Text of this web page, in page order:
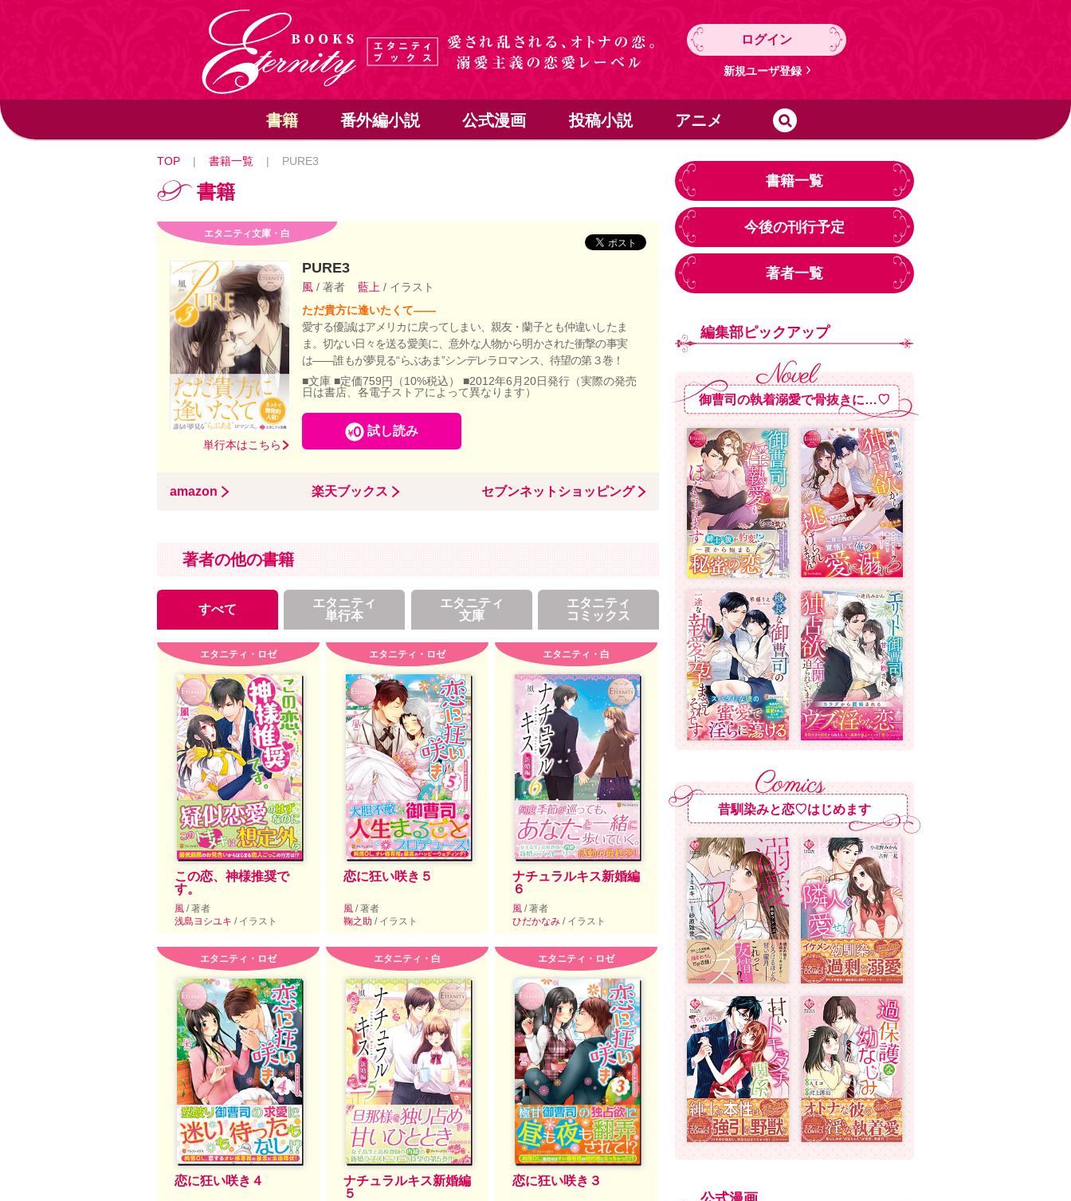
ログイン
新規ユーザ登録
書籍 番外編小説 公式漫画 投稿小説 アニメ
TOP | 書籍一覧 | PURE3
書籍
エタニティ文庫・白
単行本はこちら
PURE3
風 / 著者 藍上 / イラスト
ただ貴方に逢いたくて――
愛する優誠はアメリカに戻ってしまい、親友・蘭子とも仲違いしたま
ま。切ない日々を送る愛美に、意外な人物から明かされた衝撃の事実
は――誰もが夢見る“らぶあま”シンデレラロマンス、待望の第３巻！
■文庫 ■定価759円（10%税込） ■2012年6月20日発行（実際の発売
日は書店、各電子ストアによって異なります）
試し読み
amazon 楽天ブックス セブンネットショッピング
著者の他の書籍
すべて
エタニティ
単行本
エタニティ
文庫
エタニティ
コミックス
エタニティ・ロゼ
この恋、神様推奨で
す。
風 / 著者
浅島ヨシユキ / イラスト
エタニティ・ロゼ
恋に狂い咲き５
風 / 著者
鞠之助 / イラスト
エタニティ・白
ナチュラルキス新婚編
６
風 / 著者
ひだかなみ / イラスト
エタニティ・ロゼ
恋に狂い咲き４
エタニティ・白
ナチュラルキス新婚編
５
エタニティ・ロゼ
恋に狂い咲き３
書籍一覧
今後の刊行予定
著者一覧
編集部ピックアップ
御曹司の執着溺愛で骨抜きに…♡
昔馴染みと恋♡はじめます